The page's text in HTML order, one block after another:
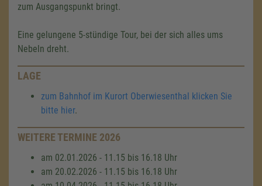
zum Ausgangspunkt bringt.
Eine gelungene 5-stündige Tour, bei der sich alles ums
Nebeln dreht.
LAGE
zum Bahnhof im Kurort Oberwiesenthal klicken Sie
bitte hier.
WEITERE TERMINE 2026
am 02.01.2026 - 11.15 bis 16.18 Uhr
am 20.02.2026 - 11.15 bis 16.18 Uhr